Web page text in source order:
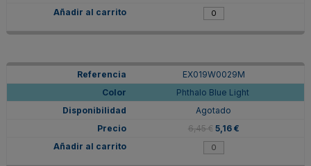
EX019W0029M
Phthalo Blue Light
Agotado
6,45 € 5,16 €